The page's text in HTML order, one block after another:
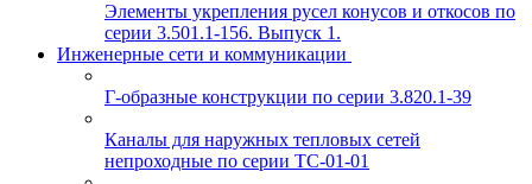
Элементы укрепления русел конусов и откосов по
серии 3.501.1-156. Выпуск 1.
Инженерные сети и коммуникации
Г-образные конструкции по серии 3.820.1-39
Каналы для наружных тепловых сетей
непроходные по серии ТС-01-01